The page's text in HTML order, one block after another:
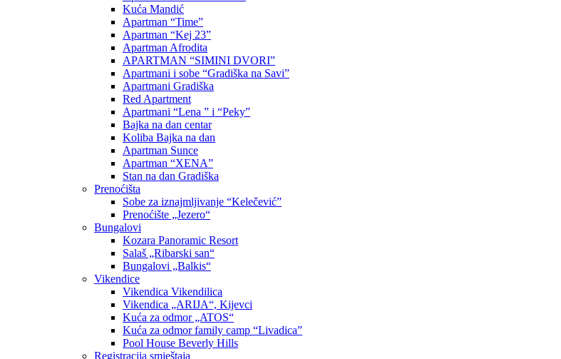
Kuća Mandić
Apartman “Time”
Apartman “Kej 23”
Apartman Afrodita
APARTMAN “SIMINI DVORI”
Apartmani i sobe “Gradiška na Savi”
Apartmani Gradiška
Red Apartment
Apartmani “Lena ” i “Peky”
Bajka na dan centar
Koliba Bajka na dan
Apartman Sunce
Apartman “XENA”
Stan na dan Gradiška
Prenoćišta
Sobe za iznajmljivanje “Kelečević”
Prenoćište „Jezero“
Bungalovi
Kozara Panoramic Resort
Salaš „Ribarski san“
Bungalovi „Balkis“
Vikendice
Vikendica Vikendilica
Vikendica „ARIJA“, Kijevci
Kuća za odmor „ATOS“
Kuća za odmor family camp “Livadica”
Pool House Beverly Hills
Registracija smještaja